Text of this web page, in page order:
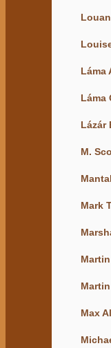
Láma
Láma
Lázár
M.
Mark
Max